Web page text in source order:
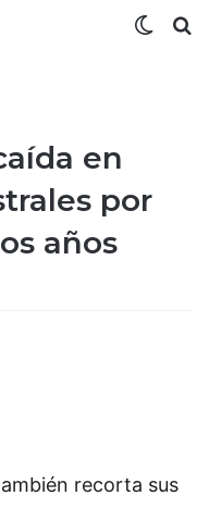
en
por
años
recorta sus